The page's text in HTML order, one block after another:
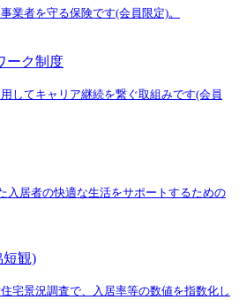
業者を守る保険です(会員限定)。
ーク制度
してキャリア継続を繋ぐ取組みです(会員
入居者の快適な生活をサポートするための
短観)
宅景況調査で、入居率等の数値を指数化し